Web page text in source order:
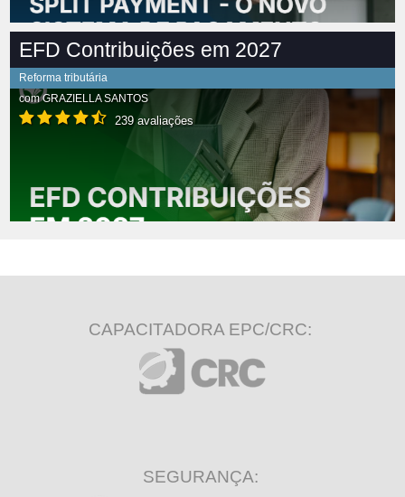
EFD Contribuições em 2027
Reforma tributária
comGRAZIELLA SANTOS
239 avaliações
CAPACITADORA EPC/CRC:
SEGURANÇA: